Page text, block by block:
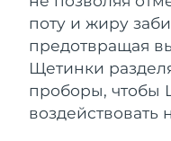
поту и жиру
предотвращая
Щетинки
проборы, чтобы
For
18% PAP
Косметика
Гибралтар
Греция
Гонконг (САР)